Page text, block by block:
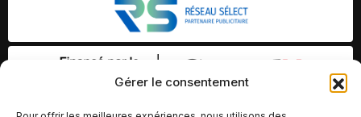
Gérer le consentement